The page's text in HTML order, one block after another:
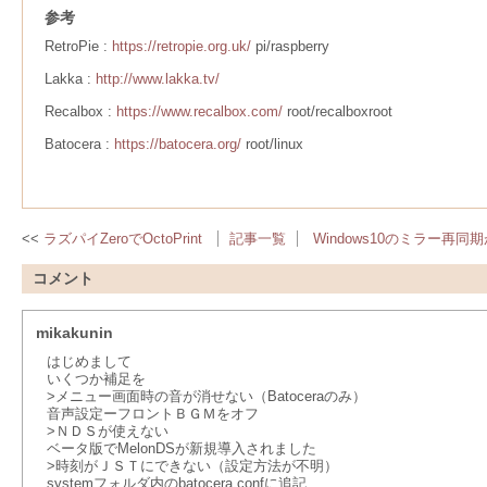
参考
RetroPie : https://retropie.org.uk/ pi/raspberry
Lakka : http://www.lakka.tv/
Recalbox : https://www.recalbox.com/ root/recalboxroot
Batocera : https://batocera.org/ root/linux
ラズパイZeroでOctoPrint 記事一覧 Windows10のミラー再同
コメント
mikakunin
はじめまして
いくつか補足を
>メニュー画面時の音が消せない（Batoceraのみ）
音声設定ーフロントＢＧＭをオフ
>ＮＤＳが使えない
ベータ版でMelonDSが新規導入されました
>時刻がＪＳＴにできない（設定方法が不明）
systemフォルダ内のbatocera.confに追記